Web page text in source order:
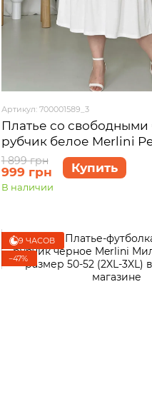
Артикул: 700001589_3
Платье со
рубчик белое Merlini
700001589 размер 2XL-
1 899 грн
999 грн Купить
В наличии
9 ЧАСОВ
−47%